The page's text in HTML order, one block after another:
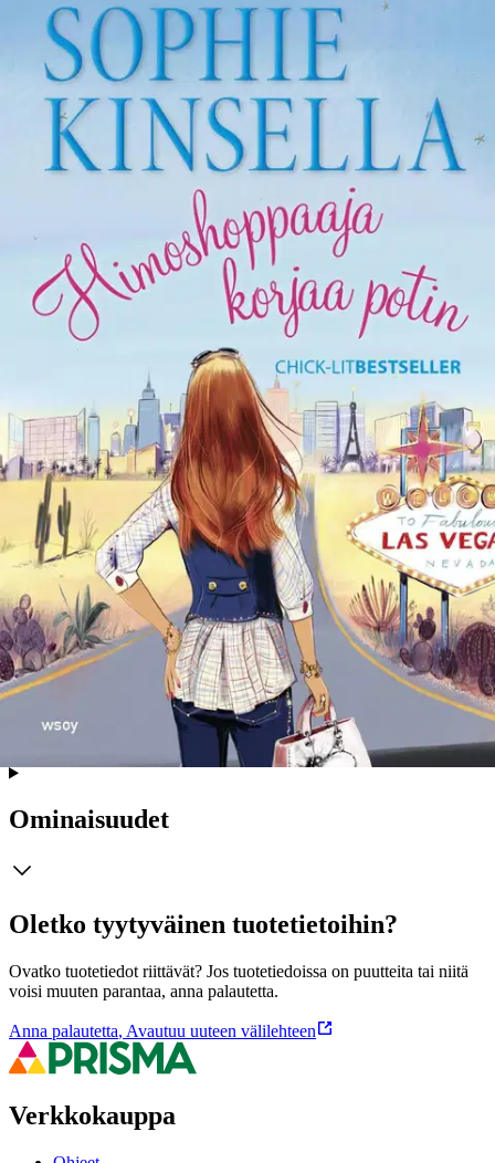
Ei saatavilla
Tuotekuvaus
Himoshoppaaja tien päällä tärkeässä pelastusoperaatiossa.
Hauskanpitoa ei voi välttää, kun Becky Bloomwood ja hilpeä
joukko rakasta perhettä ja ystäviä (vihamieskin kyydissä!) lähtevät
etsimään Beckyn kadonnutta isää. Isä Graham vain salamyhkäisesti
totesi, että hänen "pitää hoitaa yksi juttu" ja sitten teki
katoamistempun pienessä porukassa. Naiset ovat vakuuttuneita, että
kadonneet ovat vähintäänkin hankkiutuneet hengenvaaraan.
tuntee raastavaa syyllisyyttä laiminlyötyään isäänsä Los Angelesin
kiihkeässä menossa, lisäksi Becky uumoilee että pitkäsäärilunttu,
Alicia, uhkaa hänen ja Suzen ystävyyttä. Las Vegasissa on otettava
valtava riski. Se ei pelaa joka pelkää. Sophie Kinsella on
englantilaisen Madeleine Wickhamin (s. 1969) pseudonyymi.
Kinsella opiskeli Oxfordissa ja työskenteli taloustoimittajana ennen
ryhtymistään kirjailijaksi. Huippusuositun Himoshoppaaja-sarjan
päähenkilö Becky Bloomwood on hänkin taloustoimittaja, joka
ironista kyllä ei onnistu pitämään omaa talouttaan kunnossa. Putiikit
ovat täynnä houkutuksia, ja häiden järjestäminen sekä lapsen
saaminen saavat Beckyn keksimään parikymmentä ihan uutta tapaa
käyttää rahaa... Kerta toisensa jälkeen hän saattaa itsensä pinteeseen
luottokortin vinkunan säestyksellä. Becky ei kuitenkaan ole
lannistuvaa sorttia, vaan on kehittänyt punaisen puolelta
pelastautumisesta ihan oman taiteenlajinsa. Sophie Kinsella asuu
Lontoossa miehensä ja neljän poikansa kanssa. Omien sanojensa
mukaan hän on raha-asioissa hyvin säntillinen. Hänen siskonsa
Gemma Townley on myös kirjailija.
tuotekuvausta
Ominaisuudet
Oletko tyytyväinen tuotetietoihin?
Ovatko tuotetiedot riittävät? Jos tuotetiedoissa on puutteita tai niitä
voisi muuten parantaa, anna palautetta.
Anna palautetta, Avautuu uuteen välilehteen
Verkkokauppa